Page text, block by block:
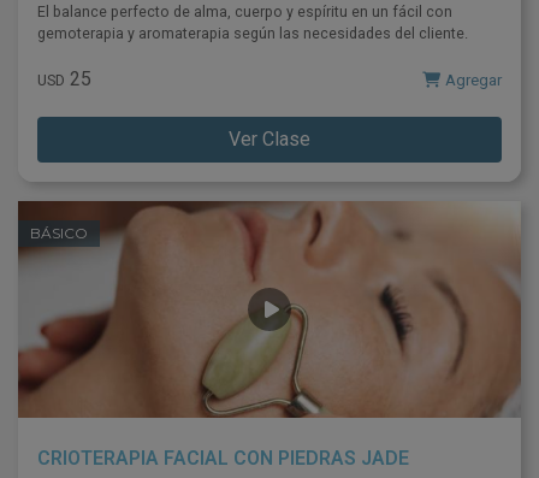
El balance perfecto de alma, cuerpo y espíritu en un fácil con
gemoterapia y aromaterapia según las necesidades del cliente.
USD 25 Agregar
Ver Clase
BÁSICO
CRIOTERAPIA FACIAL CON PIEDRAS JADE